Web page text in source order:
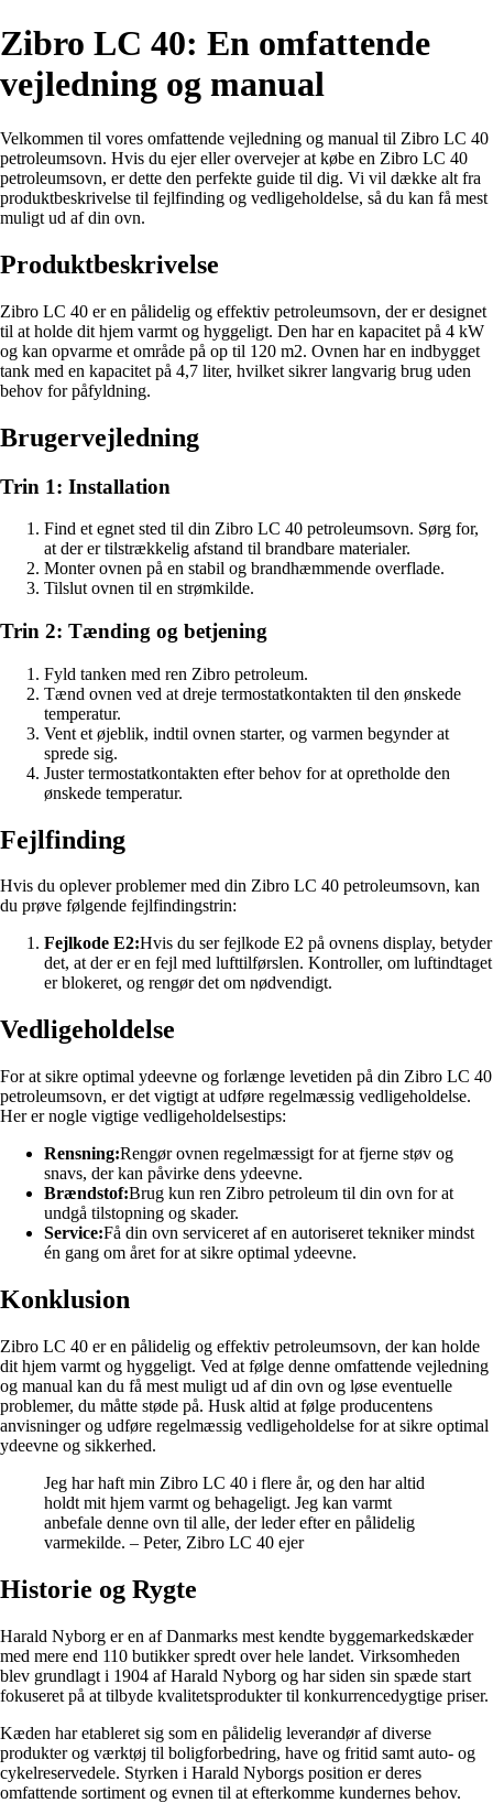
Zibro LC 40: En omfattende
vejledning og manual
Velkommen til vores omfattende vejledning og manual til Zibro LC 40
petroleumsovn. Hvis du ejer eller overvejer at købe en Zibro LC 40
petroleumsovn, er dette den perfekte guide til dig. Vi vil dække alt fra
produktbeskrivelse til fejlfinding og vedligeholdelse, så du kan få mest
muligt ud af din ovn.
Produktbeskrivelse
Zibro LC 40 er en pålidelig og effektiv petroleumsovn, der er designet
til at holde dit hjem varmt og hyggeligt. Den har en kapacitet på 4 kW
og kan opvarme et område på op til 120 m2. Ovnen har en indbygget
tank med en kapacitet på 4,7 liter, hvilket sikrer langvarig brug uden
behov for påfyldning.
Brugervejledning
Trin 1: Installation
Find et egnet sted til din Zibro LC 40 petroleumsovn. Sørg for,
at der er tilstrækkelig afstand til brandbare materialer.
Monter ovnen på en stabil og brandhæmmende overflade.
Tilslut ovnen til en strømkilde.
Trin 2: Tænding og betjening
Fyld tanken med ren Zibro petroleum.
Tænd ovnen ved at dreje termostatkontakten til den ønskede
temperatur.
Vent et øjeblik, indtil ovnen starter, og varmen begynder at
sprede sig.
Juster termostatkontakten efter behov for at opretholde den
ønskede temperatur.
Fejlfinding
Hvis du oplever problemer med din Zibro LC 40 petroleumsovn, kan
du prøve følgende fejlfindingstrin:
Fejlkode E2:Hvis du ser fejlkode E2 på ovnens display, betyder
det, at der er en fejl med lufttilførslen. Kontroller, om luftindtaget
er blokeret, og rengør det om nødvendigt.
Vedligeholdelse
For at sikre optimal ydeevne og forlænge levetiden på din Zibro LC 40
petroleumsovn, er det vigtigt at udføre regelmæssig vedligeholdelse.
Her er nogle vigtige vedligeholdelsestips:
Rensning:Rengør ovnen regelmæssigt for at fjerne støv og
snavs, der kan påvirke dens ydeevne.
Brændstof:Brug kun ren Zibro petroleum til din ovn for at
undgå tilstopning og skader.
Service:Få din ovn serviceret af en autoriseret tekniker mindst
én gang om året for at sikre optimal ydeevne.
Konklusion
Zibro LC 40 er en pålidelig og effektiv petroleumsovn, der kan holde
dit hjem varmt og hyggeligt. Ved at følge denne omfattende vejledning
og manual kan du få mest muligt ud af din ovn og løse eventuelle
problemer, du måtte støde på. Husk altid at følge producentens
anvisninger og udføre regelmæssig vedligeholdelse for at sikre optimal
ydeevne og sikkerhed.
Jeg har haft min Zibro LC 40 i flere år, og den har altid
holdt mit hjem varmt og behageligt. Jeg kan varmt
anbefale denne ovn til alle, der leder efter en pålidelig
varmekilde. – Peter, Zibro LC 40 ejer
Historie og Rygte
Harald Nyborg er en af Danmarks mest kendte byggemarkedskæder
med mere end 110 butikker spredt over hele landet. Virksomheden
blev grundlagt i 1904 af Harald Nyborg og har siden sin spæde start
fokuseret på at tilbyde kvalitetsprodukter til konkurrencedygtige priser.
Kæden har etableret sig som en pålidelig leverandør af diverse
produkter og værktøj til boligforbedring, have og fritid samt auto- og
cykelreservedele. Styrken i Harald Nyborgs position er deres
omfattende sortiment og evnen til at efterkomme kundernes behov.